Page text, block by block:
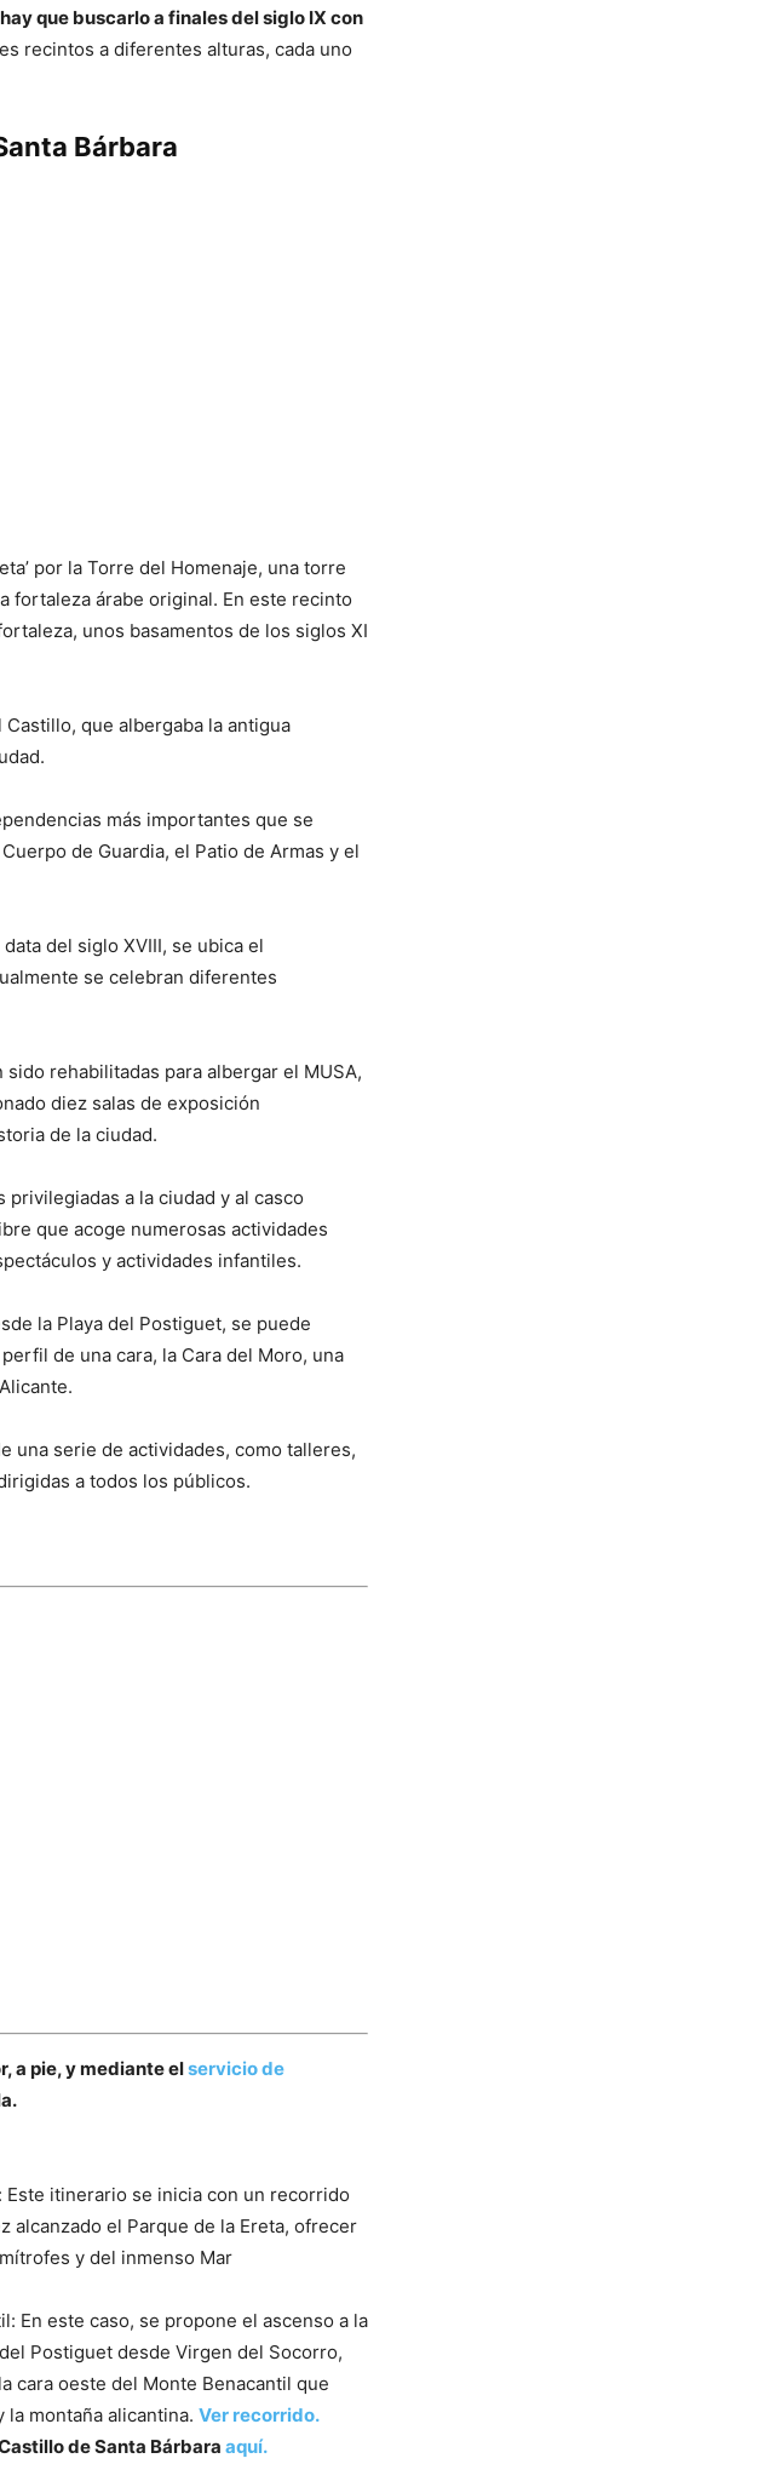
que buscarlo a finales del siglo IX con
recintos a diferentes alturas, cada uno
Bárbara
por la Torre del Homenaje, una torre
fortaleza árabe original. En este recinto
unos basamentos de los siglos XI
Castillo, que albergaba la antigua
más importantes que se
de Guardia, el Patio de Armas y el
del siglo XVIII, se ubica el
se celebran diferentes
rehabilitadas para albergar el MUSA,
diez salas de exposición
de la ciudad.
a la ciudad y al casco
que acoge numerosas actividades
y actividades infantiles.
la Playa del Postiguet, se puede
de una cara, la Cara del Moro, una
una serie de actividades, como talleres,
a todos los públicos.
a pie, y mediante elservicio de
Este itinerario se inicia con un recorrido
alcanzado el Parque de la Ereta, ofrecer
y del inmenso Mar
En este caso, se propone el ascenso a la
Postiguet desde Virgen del Socorro,
cara oeste del Monte Benacantil que
montaña alicantina. Ver recorrido.
de Santa Bárbara aquí.